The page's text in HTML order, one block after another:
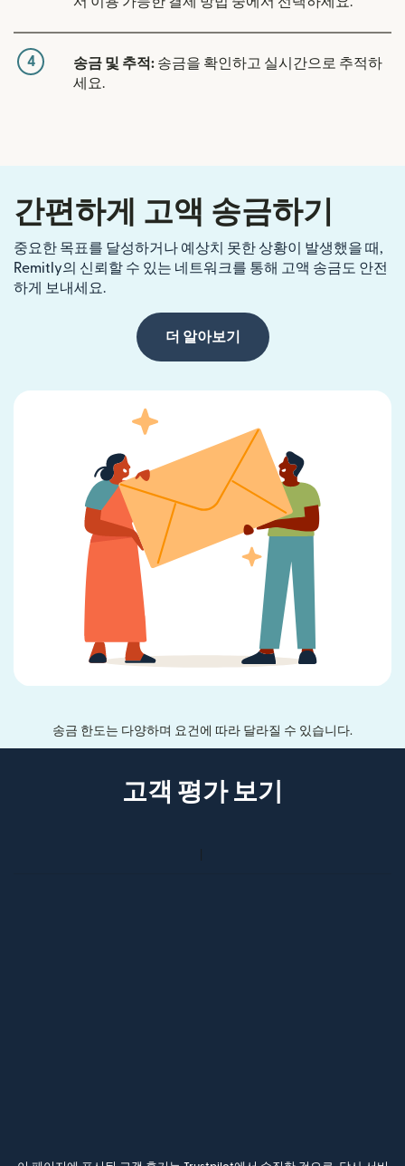
4 송금 및 추적: 송금을 확인하고 실시간으로 추적하
세요.
간편하게 고액 송금하기
중요한 목표를 달성하거나 예상치 못한 상황이 발생했을 때,
Remitly의 신뢰할 수 있는 네트워크를 통해 고액 송금도 안전
하게 보내세요.
더 알아보기
송금 한도는 다양하며 요건에 따라 달라질 수 있습니다.
고객 평가 보기